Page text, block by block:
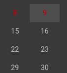
8 9
15 16
22 23
29 30